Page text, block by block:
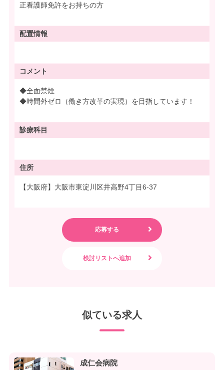
正看護師免許をお持ちの方
配置情報
コメント
◆全面禁煙
◆時間外ゼロ（働き方改革の実現）を目指しています！
診療科目
住所
【大阪府】大阪市東淀川区井高野4丁目6-37
似ている求人
成仁会病院